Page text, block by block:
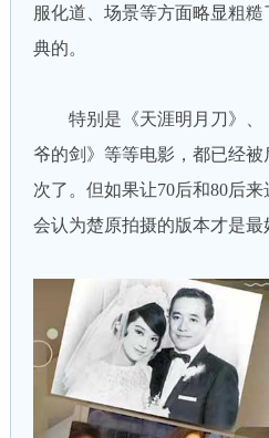
服化道、场景等方面略显粗
典的。
特别是《天涯明月刀》、
爷的剑》等等电影，都已经
次了。但如果让70后和80后
会认为楚原拍摄的版本才是最